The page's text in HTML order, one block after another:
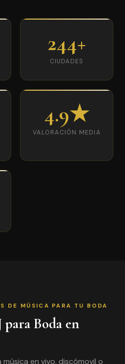
244+
CIUDADES
4.9★
VALORACIÓN MEDIA
DE MÚSICA PARA TU BODA
para Boda en
en vivo, discómovil o